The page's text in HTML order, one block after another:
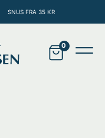
SNUS FRA 35 KR